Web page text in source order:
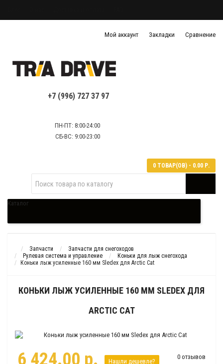
Мой аккаунт Закладки Сравнение
+7 (996) 727 37 97
ПН-ПТ: 8:00-24:00
СБ-ВС: 9:00-23:00
0 ТОВАР(ОВ) - 0.00 Р.
Каталог
Запчасти
Запчасти для снегоходов
Рулевая система и управление
Коньки для лыж снегохода
Коньки лыж усиленные 160 мм Sledex для Arctic Cat
КОНЬКИ ЛЫЖ УСИЛЕННЫЕ 160 ММ SLEDEX ДЛЯ
ARCTIC CAT
0 отзывов
6 424.00 р. Нашли дешевле?